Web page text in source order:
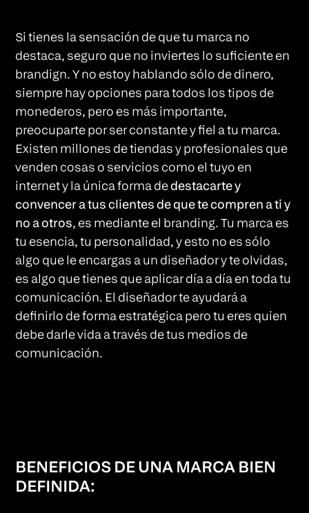
Si tienes la sensación de que tu marca no
destaca, seguro que no inviertes lo suficiente en
brandign. Y no estoy hablando sólo de dinero,
siempre hay opciones para todos los tipos de
monederos, pero es más importante,
preocuparte por ser constante y fiel a tu marca.
Existen millones de tiendas y profesionales que
venden cosas o servicios como el tuyo en
internet y la única forma dedestacarte y
convencer a tus clientes de que te compren a ti y
no a otros, es mediante el branding. Tu marca es
tu esencia, tu personalidad, y esto no es sólo
algo que le encargas a un diseñador y te olvidas,
es algo que tienes que aplicar día a día en toda tu
comunicación. El diseñador te ayudará a
definirlo de forma estratégica pero tu eres quien
debe darle vida a través de tus medios de
comunicación.
BENEFICIOS DE UNA MARCA BIEN
DEFINIDA: